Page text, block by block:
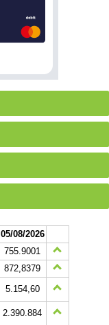
05/08/2026
755.9001
872,8379
5.154,60
2.390.884